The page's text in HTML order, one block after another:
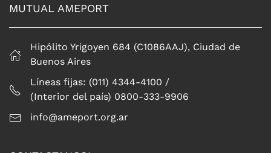
MUTUAL AMEPORT
Hipólito Yrigoyen 684 (C1086AAJ), Ciudad de
Buenos Aires
Líneas fijas: (011) 4344-4100 /
(Interior del país) 0800-333-9906
info@ameport.org.ar